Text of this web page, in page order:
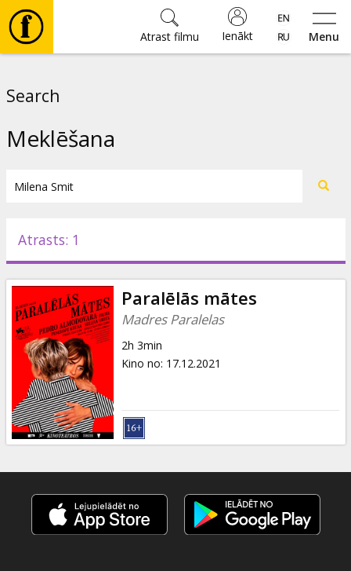
Menu
Ienākt
Atrast filmu
Pasākumi
Ziņas
Dāvanu
kartes
Uzkodas
B2B
Kino
Klubs
Search
Meklēšana
Atrasts: 1
Paralēlās mātes
Madres Paralelas
2h 3min
Kino no: 17.12.2021